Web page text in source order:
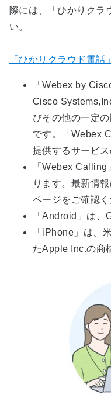
際には、「ひかりクラ
い。
「ひかりクラウド電話
「Webex by
Cisco
びその他の一定
です。「Webex
提供するサービス
「Webex
ります。最新情
ページをご確認く
「Android」は、
「iPhone」は、
たApple Inc.の商